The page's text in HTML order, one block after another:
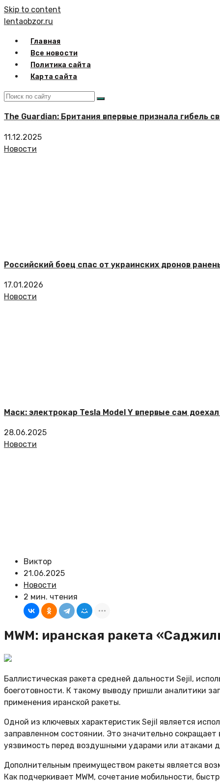
Skip to content
lentaobzor.ru
Главная
Все новости
Политика сайта
Карта сайта
The Guardian: Британия впервые признала гибель
11.12.2025
Новости
Российский боец спас от украинских дронов
17.01.2026
Новости
Маск: электрокар Tesla Model Y впервые сам
28.06.2025
Новости
Виктор
21.06.2025
Новости
2 мин. чтения
MWM: иранская ракета
Баллистическая ракета средней дальности Sejil,
боеготовности. К такому выводу пришли аналитики
применения иранской ракеты.
Одной из ключевых характеристик Sejil является
заправленном состоянии. Это значительно
уязвимость перед воздушными ударами или атаками
Дополнительным преимуществом ракеты является
Как подчеркивает MWM, сочетание мобильности,